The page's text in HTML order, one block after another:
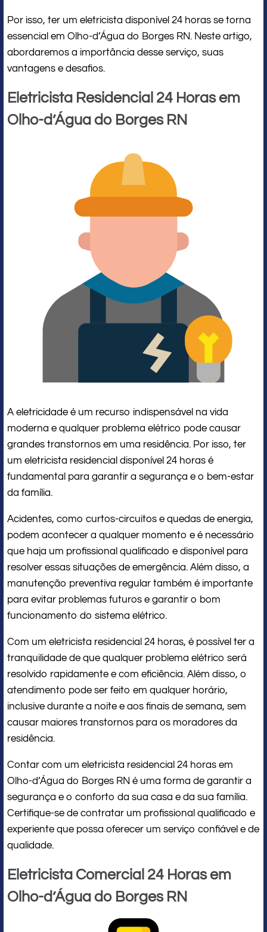
Por isso, ter um eletricista disponível 24 horas se torna
essencial em Olho-d’Água do Borges RN. Neste artigo,
abordaremos a importância desse serviço, suas
vantagens e desafios.
Eletricista Residencial 24 Horas em
Olho-d’Água do Borges RN
A eletricidade é um recurso indispensável na vida
moderna e qualquer problema elétrico pode causar
grandes transtornos em uma residência. Por isso, ter
um eletricista residencial disponível 24 horas é
fundamental para garantir a segurança e o bem-estar
da família.
Acidentes, como curtos-circuitos e quedas de energia,
podem acontecer a qualquer momento e é necessário
que haja um profissional qualificado e disponível para
resolver essas situações de emergência. Além disso, a
manutenção preventiva regular também é importante
para evitar problemas futuros e garantir o bom
funcionamento do sistema elétrico.
Com um eletricista residencial 24 horas, é possível ter a
tranquilidade de que qualquer problema elétrico será
resolvido rapidamente e com eficiência. Além disso, o
atendimento pode ser feito em qualquer horário,
inclusive durante a noite e aos finais de semana, sem
causar maiores transtornos para os moradores da
residência.
Contar com um eletricista residencial 24 horas em
Olho-d’Água do Borges RN é uma forma de garantir a
segurança e o conforto da sua casa e da sua família.
Certifique-se de contratar um profissional qualificado e
experiente que possa oferecer um serviço confiável e de
qualidade.
Eletricista Comercial 24 Horas em
Olho-d’Água do Borges RN